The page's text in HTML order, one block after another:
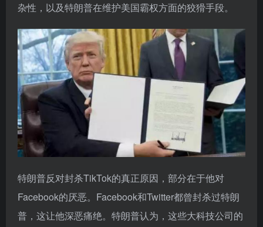
杂性，以及特朗普在维护美国霸权方面的狡猾手段。
特朗普反对封杀TikTok的真正原因，部分在于他对
Facebook的厌恶。Facebook和Twitter都曾封杀过特朗
普，这让他深恶痛绝。特朗普认为，这些大科技公司的